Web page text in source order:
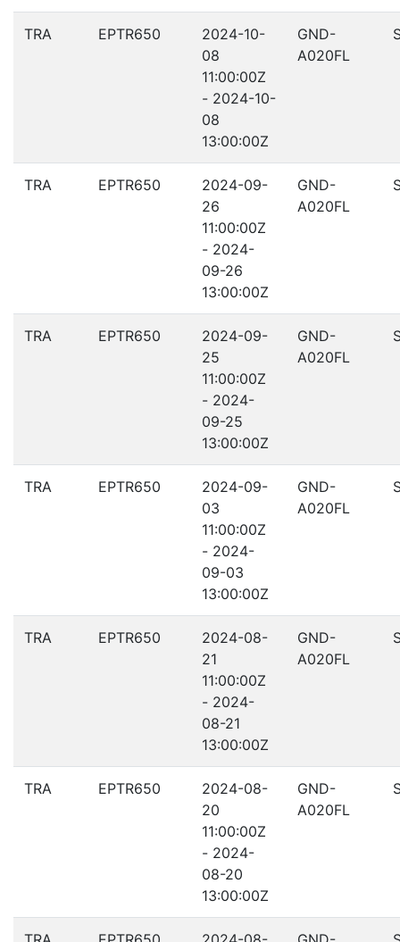
TRA EPTR650
2024-10-
08
11:00:00Z
- 2024-10-
08
13:00:00Z
GND-
A020FL
TRA EPTR650
2024-09-
26
11:00:00Z
- 2024-
09-26
13:00:00Z
GND-
A020FL
TRA EPTR650
2024-09-
25
11:00:00Z
- 2024-
09-25
13:00:00Z
GND-
A020FL
TRA EPTR650
2024-09-
03
11:00:00Z
- 2024-
09-03
13:00:00Z
GND-
A020FL
TRA EPTR650
2024-08-
21
11:00:00Z
- 2024-
08-21
13:00:00Z
GND-
A020FL
TRA EPTR650
2024-08-
20
11:00:00Z
- 2024-
08-20
13:00:00Z
GND-
A020FL